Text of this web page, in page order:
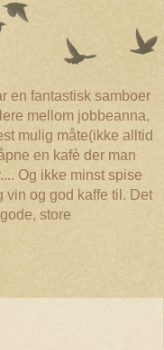
en fantastisk samboer
mellom jobbeanna,
mulig måte(ikke alltid
en kafè der man
Og ikke minst spise
vin og god kaffe til. Det
store